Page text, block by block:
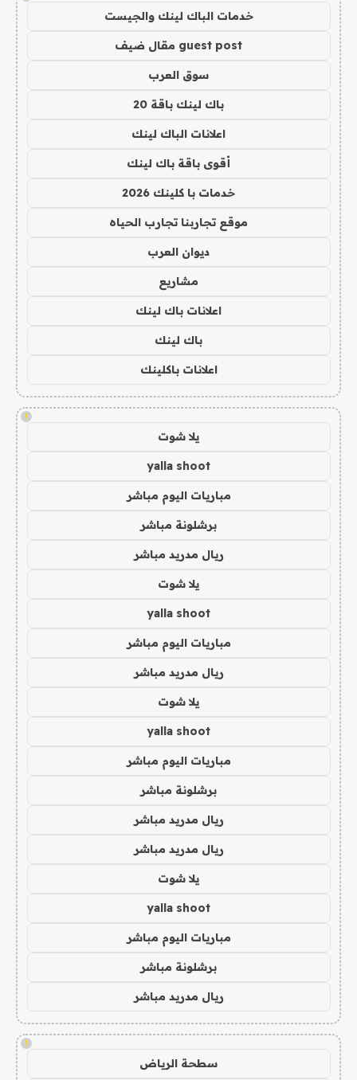
خدمات الباك لينك والجيست
guest post مقال ضيف
سوق العرب
باك لينك باقة 20
اعلانات الباك لينك
أقوى باقة باك لينك
خدمات با كلينك 2026
موقع تجاربنا تجارب الحياه
ديوان العرب
مشاريع
اعلانات باك لينك
باك لينك
اعلانات باكلينك
!
يلا شوت
yalla shoot
مباريات اليوم مباشر
برشلونة مباشر
ريال مدريد مباشر
يلا شوت
yalla shoot
مباريات اليوم مباشر
ريال مدريد مباشر
يلا شوت
yalla shoot
مباريات اليوم مباشر
برشلونة مباشر
ريال مدريد مباشر
ريال مدريد مباشر
يلا شوت
yalla shoot
مباريات اليوم مباشر
برشلونة مباشر
ريال مدريد مباشر
!
سطحة الرياض